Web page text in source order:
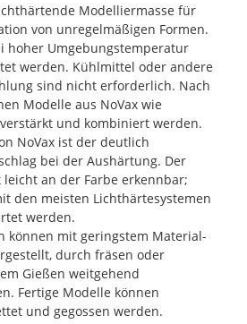
Modelliermasse für
von unregelmäßigen Formen.
hoher Umgebungstemperatur
werden. Kühlmittel oder andere
sind nicht erforderlich. Nach
Modelle aus NoVax wie
und kombiniert werden.
NoVax ist der deutlich
bei der Aushärtung. Der
an der Farbe erkennbar;
den meisten Lichthärtesystemen
werden.
können mit geringstem Material-
durch fräsen oder
Gießen weitgehend
Fertige Modelle können
und gegossen werden.